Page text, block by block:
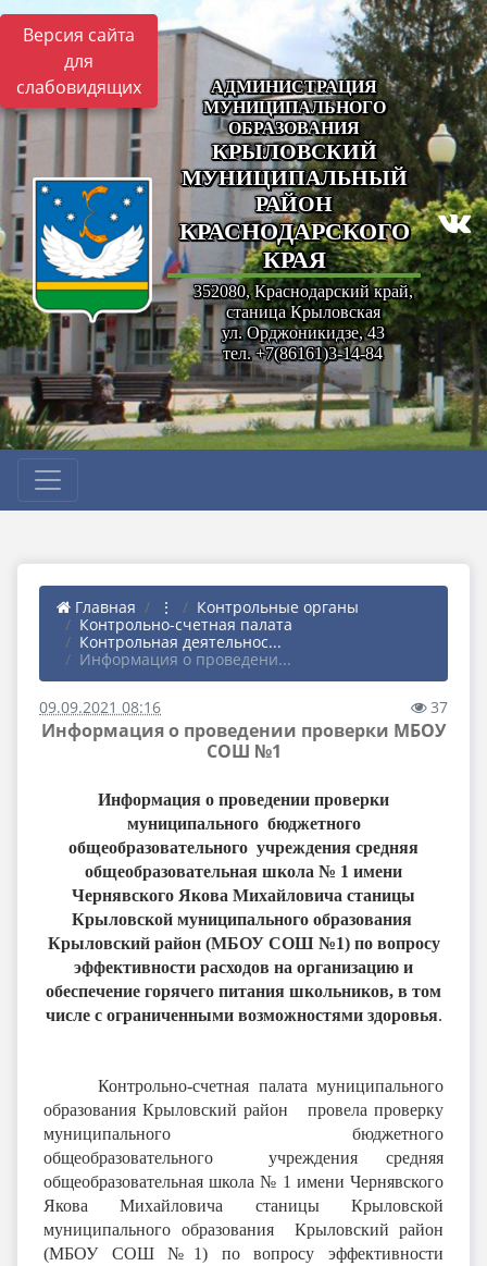
Версия сайта
для
слабовидящих
АДМИНИСТРАЦИЯ
МУНИЦИПАЛЬНОГО
ОБРАЗОВАНИЯ
КРЫЛОВСКИЙ
МУНИЦИПАЛЬНЫЙ
РАЙОН
КРАСНОДАРСКОГО
КРАЯ
352080, Краснодарский край,
станица Крыловская
ул. Орджоникидзе, 43
тел. +7(86161)3-14-84
Главная ⋮
Контрольные органы
Контрольно-счетная палата
Контрольная деятельнос...
Информация о проведени...
09.09.2021 08:16 37
Информация о проведении проверки МБОУ
СОШ №1
Информация о проведении проверки
муниципального бюджетного
общеобразовательного учреждения средняя
общеобразовательная школа № 1 имени
Чернявского Якова Михайловича станицы
Крыловской муниципального образования
Крыловский район (МБОУ СОШ №1) по вопросу
эффективности расходов на организацию и
обеспечение горячего питания школьников, в том
числе с ограниченными возможностями здоровья.
Контрольно-счетная палата муниципального
образования Крыловский район провела проверку
муниципального бюджетного
общеобразовательного учреждения средняя
общеобразовательная школа № 1 имени Чернявского
Якова Михайловича станицы Крыловской
муниципального образования Крыловский район
(МБОУ СОШ №1) по вопросу эффективности